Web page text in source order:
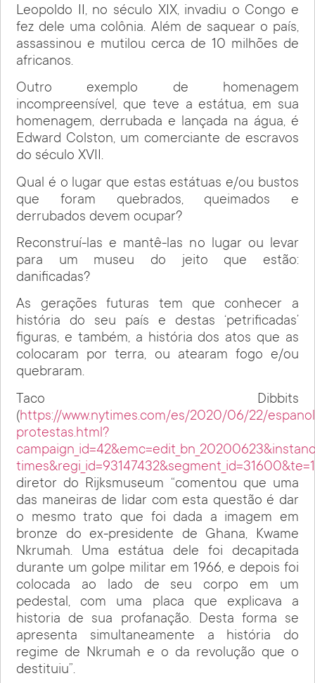
Leopoldo II, no século XIX, invadiu o Congo e
fez dele uma colônia. Além de saquear o país,
assassinou e mutilou cerca de 10 milhões de
africanos.
Outro exemplo de homenagem
incompreensível, que teve a estátua, em sua
homenagem, derrubada e lançada na água, é
Edward Colston, um comerciante de escravos
do século XVII.
Qual é o lugar que estas estátuas e/ou bustos
que foram quebrados, queimados e
derrubados devem ocupar?
Reconstruí-las e mantê-las no lugar ou levar
para um museu do jeito que estão:
danificadas?
As gerações futuras tem que conhecer a
história do seu país e destas ‘petrificadas’
figuras, e também, a história dos atos que as
colocaram por terra, ou atearam fogo e/ou
quebraram.
Taco Dibbits
(https://www.nytimes.com/es/2020/06/22/
protestas.html?
diretor do Rijksmuseum “comentou que uma
das maneiras de lidar com esta questão é dar
o mesmo trato que foi dada a imagem em
bronze do ex-presidente de Ghana, Kwame
Nkrumah. Uma estátua dele foi decapitada
durante um golpe militar em 1966, e depois foi
colocada ao lado de seu corpo em um
pedestal, com uma placa que explicava a
historia de sua profanação. Desta forma se
apresenta simultaneamente a história do
regime de Nkrumah e o da revolução que o
destituiu”.